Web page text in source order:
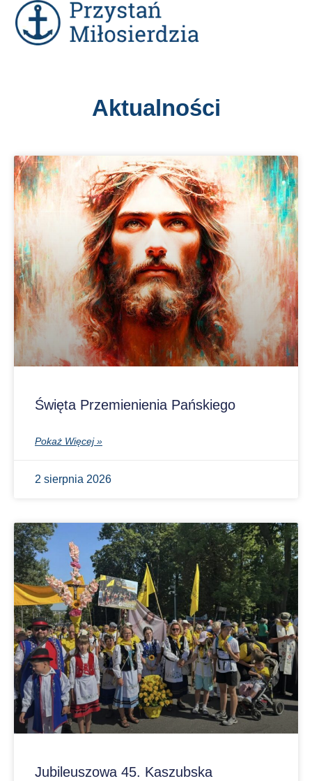
Aktualności
Święta Przemienienia Pańskiego
Pokaż Więcej »
2 sierpnia 2026
Jubileuszowa 45. Kaszubska